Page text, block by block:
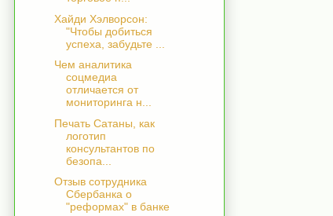
Хайди Хэлворсон:
"Чтобы добиться
успеха, забудьте ...
Чем аналитика
соцмедиа
отличается от
мониторинга н...
Печать Сатаны, как
логотип
консультантов по
безопа...
Отзыв сотрудника
Сбербанка о
"реформах" в банке